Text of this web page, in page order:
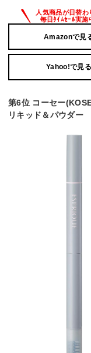
Amazonで見
Yahoo!で見る
第6位 コーセー
リキッド＆パウダー